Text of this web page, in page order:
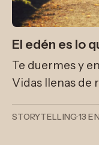
El edén es lo
Te duermes y
Vidas llenas de
STORYTELLING·13